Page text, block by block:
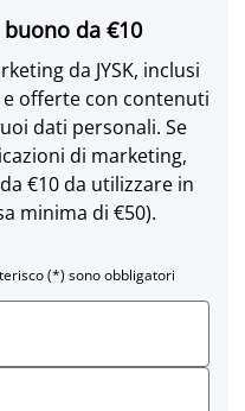
da €10
da JYSK, inclusi
offerte con contenuti
dati personali. Se
di marketing,
€10 da utilizzare in
minima di €50).
(*) sono obbligatori